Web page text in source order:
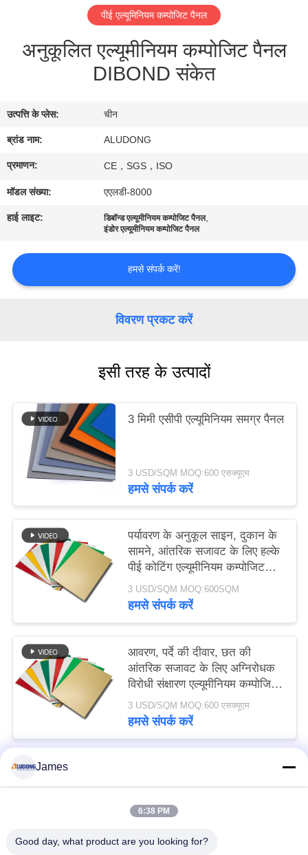
संपर्क
समाचार
मामले
उद्धरण
साइटमैप
पीई एल्यूमिनियम कम्पोजिट पैनल
अनुकूलित एल्यूमीनियम कम्पोजिट पैनल
DIBOND संकेत
उत्पत्ति के प्लेस: चीन
ब्रांड नाम: ALUDONG
प्रमाणन: CE，SGS，ISO
मॉडल संख्या: एएलडी-8000
हाई लाइट: डिबॉन्ड एल्यूमीनियम कम्पोजिट पैनल,
इंडोर एल्यूमीनियम कम्पोजिट पैनल
हमसे संपर्क करें!
विवरण प्रकट करें
इसी तरह के उत्पादों
3 मिमी एसीपी एल्यूमिनियम समग्र पैनल
3 USD/SQM MOQ:600 एसक्यूएम
हमसे संपर्क करें
पर्यावरण के अनुकूल साइन, दुकान के
सामने, आंतरिक सजावट के लिए हल्के
पीई कोटिंग एल्यूमीनियम कम्पोजिट
पैनल
3 USD/SQM MOQ:600SQM
हमसे संपर्क करें
आवरण, पर्दे की दीवार, छत की
आंतरिक सजावट के लिए अग्निरोधक
विरोधी संक्षारण एल्यूमीनियम कम्पोजिट
पैनल
3 USD/SQM MOQ:600 एसक्यूएम
हमसे संपर्क करें
लोकप्रिय श्रेणियां
James
6:38 PM
Good day, what product are you looking for?